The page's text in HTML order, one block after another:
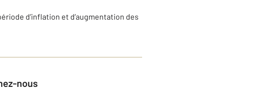
d’inflation et d’augmentation des
nous